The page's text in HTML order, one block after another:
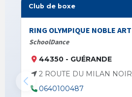
Club de boxe
RING OLYMPIQUE NOBLE ART
SchoolDance
44350 - GUÉRANDE
2 ROUTE DU MILAN NOIR
0640100487